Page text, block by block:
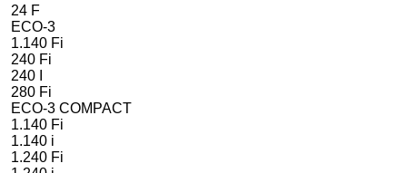
24 F
ECO-3
1.140 Fi
240 Fi
240 I
280 Fi
ECO-3 COMPACT
1.140 Fi
1.140 i
1.240 Fi